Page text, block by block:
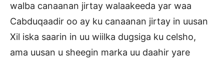
walba canaanan jirtay walaakeeda yar waa
Cabduqaadir oo ay ku canaanan jirtay in uusan
Xil iska saarin in uu wiilka dugsiga ku celsho,
ama uusan u sheegin marka uu daahir yare